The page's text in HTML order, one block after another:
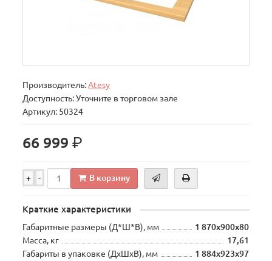
Производитель:Atesy
Доступность: Уточните в торговом зале
Артикул: 50324
66 999р.
+ - В корзину
Краткие характеристики
Габаритные размеры (Д*Ш*В), мм
1 870х900х80
Масса, кг
17,61
Габариты в упаковке (ДхШхВ), мм
1 884х923х97